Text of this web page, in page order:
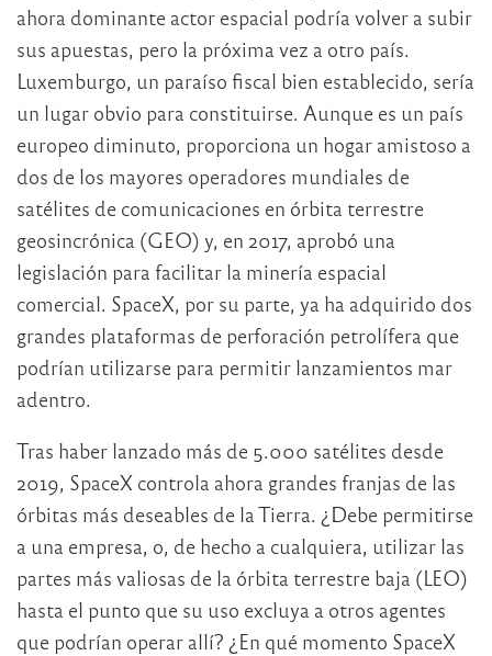
ahora dominante actor espacial podría volver a subir
sus apuestas, pero la próxima vez a otro país.
Luxemburgo, un paraíso fiscal bien establecido, sería
un lugar obvio para constituirse. Aunque es un país
europeo diminuto, proporciona un hogar amistoso a
dos de los mayores operadores mundiales de
satélites de comunicaciones en órbita terrestre
geosincrónica (GEO) y, en 2017, aprobó una
legislación para facilitar la minería espacial
comercial. SpaceX, por su parte, ya ha adquirido dos
grandes plataformas de perforación petrolífera que
podrían utilizarse para permitir lanzamientos mar
adentro.
Tras haber lanzado más de 5.000 satélites desde
2019, SpaceX controla ahora grandes franjas de las
órbitas más deseables de la Tierra. ¿Debe permitirse
a una empresa, o, de hecho a cualquiera, utilizar las
partes más valiosas de la órbita terrestre baja (LEO)
hasta el punto que su uso excluya a otros agentes
que podrían operar allí? ¿En qué momento SpaceX